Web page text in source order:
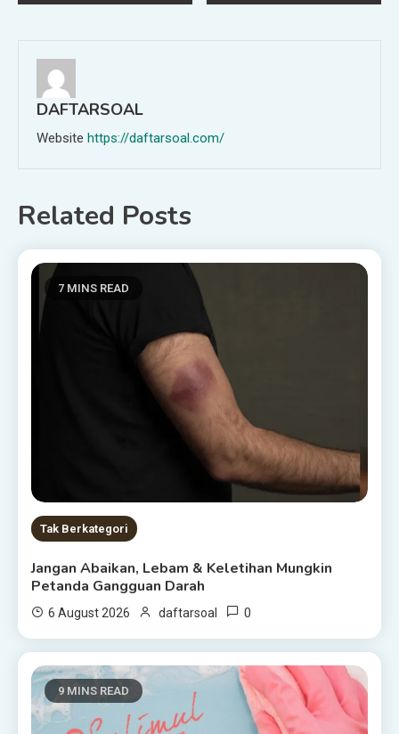
DAFTARSOAL
Website https://daftarsoal.com/
Related Posts
7 MINS READ
Tak Berkategori
Jangan Abaikan, Lebam & Keletihan Mungkin
Petanda Gangguan Darah
6 August 2026 daftarsoal 0
9 MINS READ